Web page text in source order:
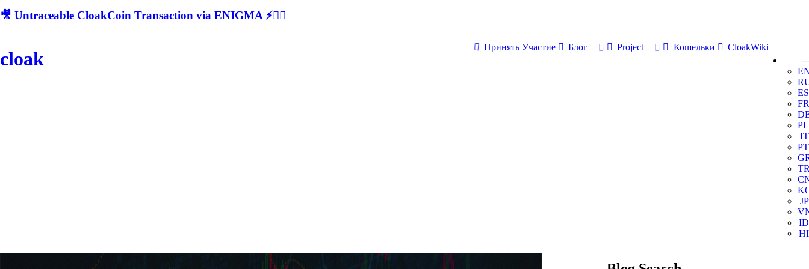
🎥 Untraceable CloakCoin Transaction via ENIGMA ⚡🕵‍♂
cloak
Принять Участие Блог Project Кошельки
CloakWiki
ES
FR
PL
IT
PT
JP
ID
HI